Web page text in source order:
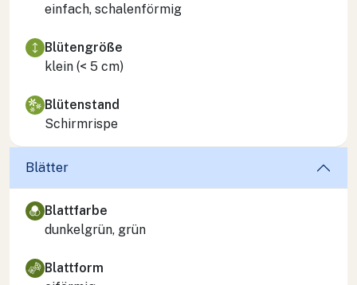
einfach, schalenförmig
Blütengröße
klein (< 5 cm)
Blütenstand
Schirmrispe
Blätter
Blattfarbe
dunkelgrün, grün
Blattform